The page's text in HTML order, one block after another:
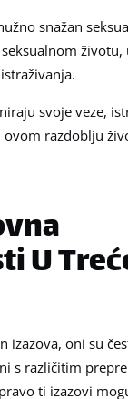
snažan
životu,
svoje veze,
razdoblju
U
izazova, oni su
s različitim
ti izazovi